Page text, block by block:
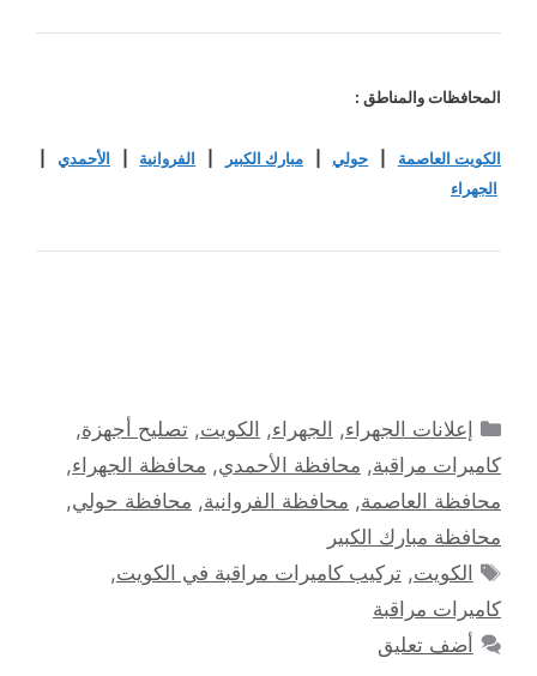
المحافظات والمناطق :
الكويت العاصمة حولي|مبارك الكبير الفروانية الأحمدي
الجهراء
التصنيفات
إعلانات الجهراء, الجهراء, الكويت,تصليح أجهزة,
كاميرات مراقبة, محافظة الأحمدي, محافظة الجهراء,
محافظة العاصمة, محافظة الفروانية, محافظة حولي,
محافظة مبارك الكبير
الوسوم
الكويت,تركيب كاميرات مراقبة في الكويت,
كاميرات مراقبة
أضف تعليق